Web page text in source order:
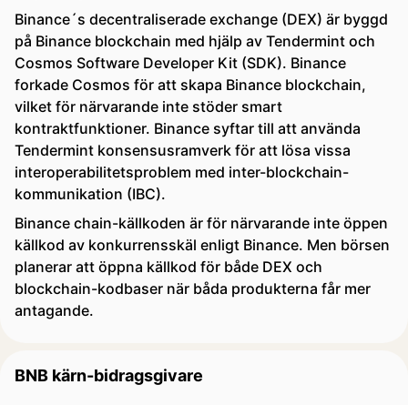
Binance´s decentraliserade exchange (DEX) är byggd
på Binance blockchain med hjälp av Tendermint och
Cosmos Software Developer Kit (SDK). Binance
forkade Cosmos för att skapa Binance blockchain,
vilket för närvarande inte stöder smart
kontraktfunktioner. Binance syftar till att använda
Tendermint konsensusramverk för att lösa vissa
interoperabilitetsproblem med inter-blockchain-
kommunikation (IBC).
Binance chain-källkoden är för närvarande inte öppen
källkod av konkurrensskäl enligt Binance. Men börsen
planerar att öppna källkod för både DEX och
blockchain-kodbaser när båda produkterna får mer
antagande.
BNB kärn-bidragsgivare